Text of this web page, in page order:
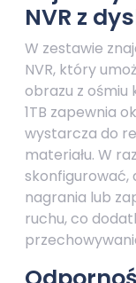
NVR z
W zestawie
NVR, który
obrazu z ośmiu
1TB zapewnia
wystarcza do
materiału. W
skonfigurować,
nagrania lub
ruchu, co